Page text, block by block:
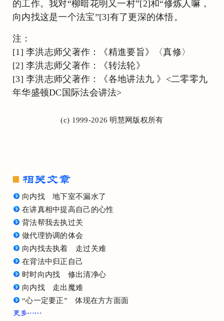
的工作。我对“柳暗花明又一村”[2]和“修炼人嘛，
向内找这是一个法宝”[3]有了更深的体悟。
注：
[1] 李洪志师父著作：《精進要旨》〈真修〉
[2] 李洪志师父著作：《转法轮》
[3] 李洪志师父著作：《各地讲法九 》<二零零九
年华盛顿DC国际法会讲法>
(c) 1999-2026 明慧网版权所有
向内找 地下室不漏水了
在讲真相中提高自己的心性
背法帮我去执过关
做代理协调的体会
向内找去执着 走过关难
在背法中归正自己
时时向内找 修出清净心
向内找 走出魔难
“心一定要正” 体现在方方面面